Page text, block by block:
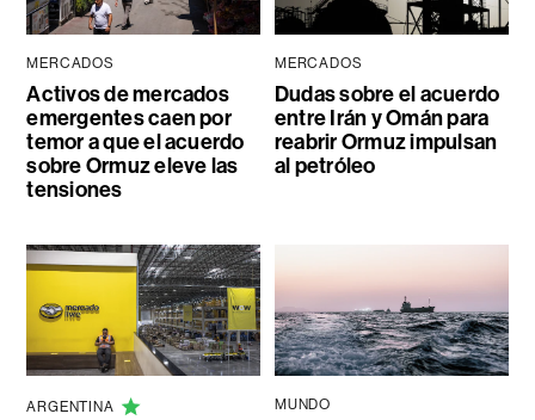
MERCADOS
Activos de mercados
emergentes caen por
temor a que el acuerdo
sobre Ormuz eleve las
tensiones
MERCADOS
Dudas sobre el acuerdo
entre Irán y Omán para
reabrir Ormuz impulsan
al petróleo
ARGENTINA MUNDO